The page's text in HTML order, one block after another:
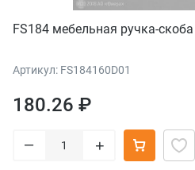
FS184 мебельная ручка-
Артикул: FS184160D01
180.26 ₽
– +